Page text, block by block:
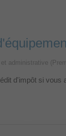
administrative
d'impôt si